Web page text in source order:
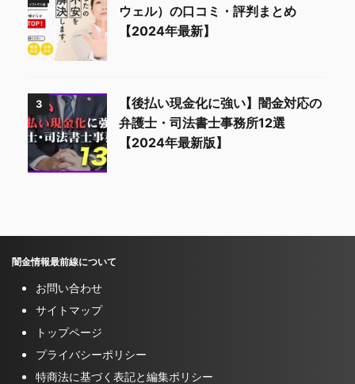
ウェル）の口コミ・評判まとめ
【2024年最新】
3
【後払い現金化に強い】闇金対応の
弁護士・司法書士事務所12選
【2024年最新版】
闇金情報最前線について
お問い合わせ
サイトマップ
トップページ
プライバシーポリシー
特商法に基づく表記と編集ポリシー